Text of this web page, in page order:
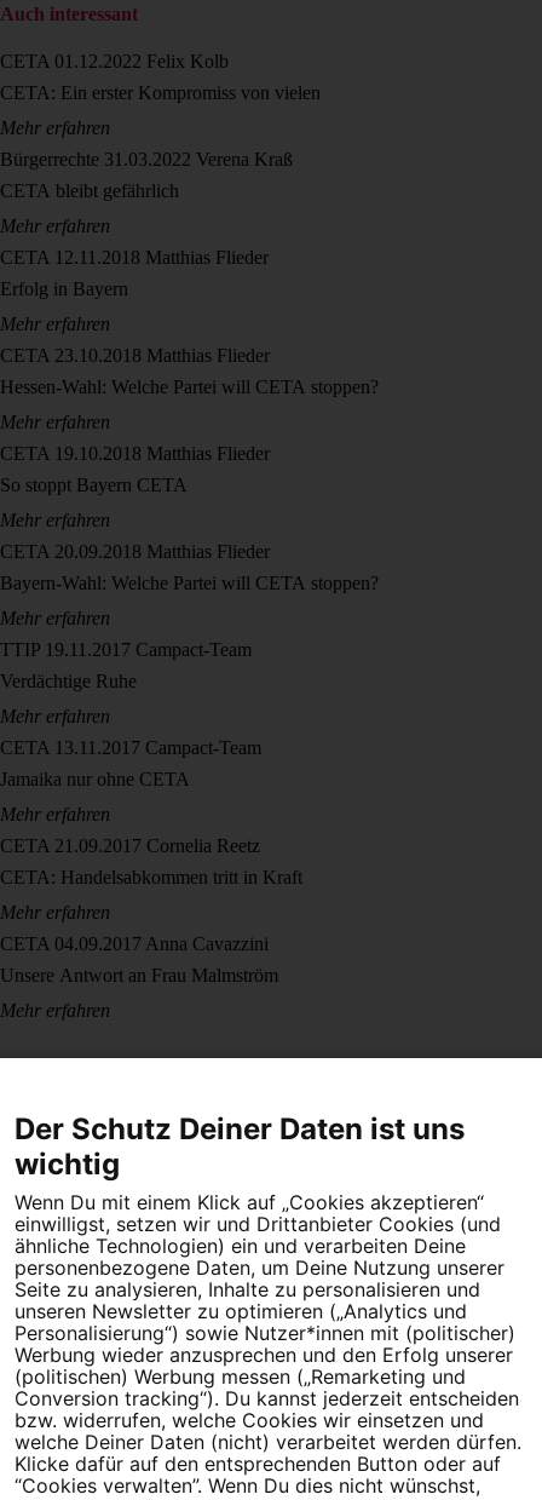
Auch interessant
CETA 01.12.2022 Felix Kolb
CETA: Ein erster Kompromiss von vielen
Mehr erfahren
Bürgerrechte 31.03.2022 Verena Kraß
CETA bleibt gefährlich
Mehr erfahren
CETA 12.11.2018 Matthias Flieder
Erfolg in Bayern
Mehr erfahren
CETA 23.10.2018 Matthias Flieder
Hessen-Wahl: Welche Partei will CETA stoppen?
Mehr erfahren
CETA 19.10.2018 Matthias Flieder
So stoppt Bayern CETA
Mehr erfahren
CETA 20.09.2018 Matthias Flieder
Bayern-Wahl: Welche Partei will CETA stoppen?
Mehr erfahren
TTIP 19.11.2017 Campact-Team
Verdächtige Ruhe
Mehr erfahren
CETA 13.11.2017 Campact-Team
Jamaika nur ohne CETA
Mehr erfahren
CETA 21.09.2017 Cornelia Reetz
CETA: Handelsabkommen tritt in Kraft
Mehr erfahren
CETA 04.09.2017 Anna Cavazzini
Unsere Antwort an Frau Malmström
Mehr erfahren
Dein Engagement macht den Unterschied. Schließe Dich 4,5
Millionen Menschen an.
Newsletter bestellen
Campact e.V.
IBAN DE95 2‍5‍1‍2 0‍5‍1‍0 6‍9‍8‍0 0‍0‍0‍0 0‍0
SozialBank
Der Schutz Deiner Daten ist uns
wichtig
Wenn Du mit einem Klick auf „Cookies akzeptieren“
einwilligst, setzen wir und Drittanbieter Cookies (und
ähnliche Technologien) ein und verarbeiten Deine
personenbezogene Daten, um Deine Nutzung unserer
Seite zu analysieren, Inhalte zu personalisieren und
unseren Newsletter zu optimieren („Analytics und
Personalisierung“) sowie Nutzer*innen mit (politischer)
Werbung wieder anzusprechen und den Erfolg unserer
(politischen) Werbung messen („Remarketing und
Conversion tracking“). Du kannst jederzeit entscheiden
bzw. widerrufen, welche Cookies wir einsetzen und
welche Deiner Daten (nicht) verarbeitet werden dürfen.
Klicke dafür auf den entsprechenden Button oder auf
“Cookies verwalten”. Wenn Du dies nicht wünschst,